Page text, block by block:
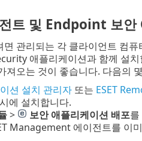
트 및 Endpoint 보안
면 관리되는 각 클라이언트 컴
애플리케이션과 함께 설치
져오는 것이 좋습니다. 다음
션 설치 관리자또는 ESET
에 설치합니다.
> 보안 애플리케이션 배포를
Management 에이전트를 이